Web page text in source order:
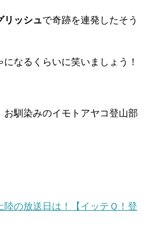
リッシュで奇跡を連発したそう
なるくらいに笑いましょう！
お馴染みのイモトアヤコ登山部
の放送日は！【イッテＱ！登